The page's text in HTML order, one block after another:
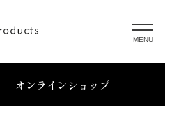
MENU
オンラインショップ